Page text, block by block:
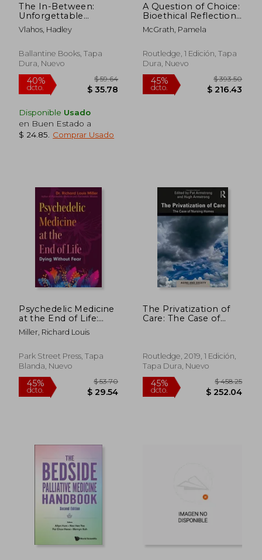
45% $ 44.87
The In-Between:
Unforgettable
Encounters During
Life's Final Moments
Vlahos, Hadley
Ballantine Books, Tapa
Dura, Nuevo
Disponible Usado
en Buen Estado a
$ 24.85
Comprar Usado
A Question of Choice:
Bioethical Reflections
on a Spiritual
Response to the
Imperative (en
Inglés)
McGrath, Pamela
Routledge, 1 Edición, Tapa
Dura, Nuevo
Psychedelic Medicine
at the End of Life:
Dying Without Fear
(en Inglés)
Miller, Richard Louis
Park Street Press, Tapa
Blanda, Nuevo
The Privatization of
Care: The Case of
Routledge, 2019, 1 Edición,
Tapa Dura, Nuevo